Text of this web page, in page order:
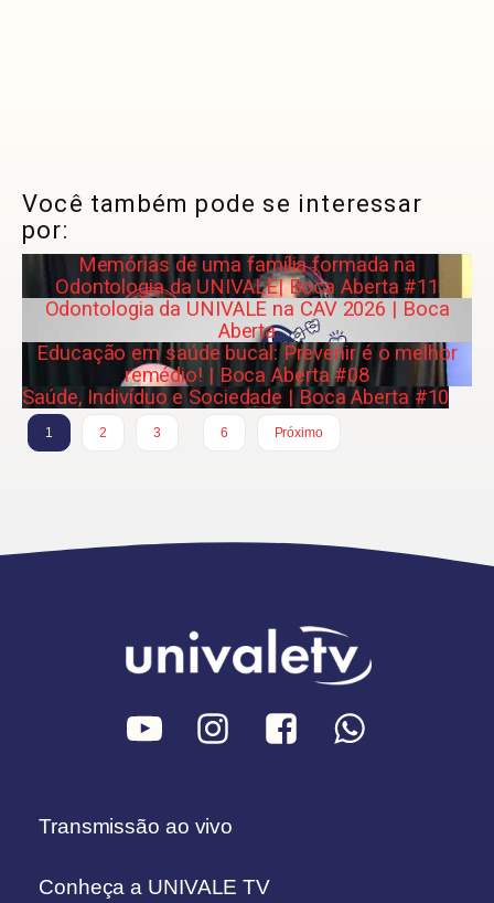
Você também pode se interessar
por:
Memórias de uma família formada na
Odontologia da UNIVALE| Boca Aberta #11
Odontologia da UNIVALE na CAV 2026 | Boca
Aberta
Educação em saúde bucal: Prevenir é o melhor
remédio! | Boca Aberta #08
Saúde, Indivíduo e Sociedade | Boca Aberta #10
1 2 3
6
Próximo
Transmissão ao vivo
Conheça a UNIVALE TV